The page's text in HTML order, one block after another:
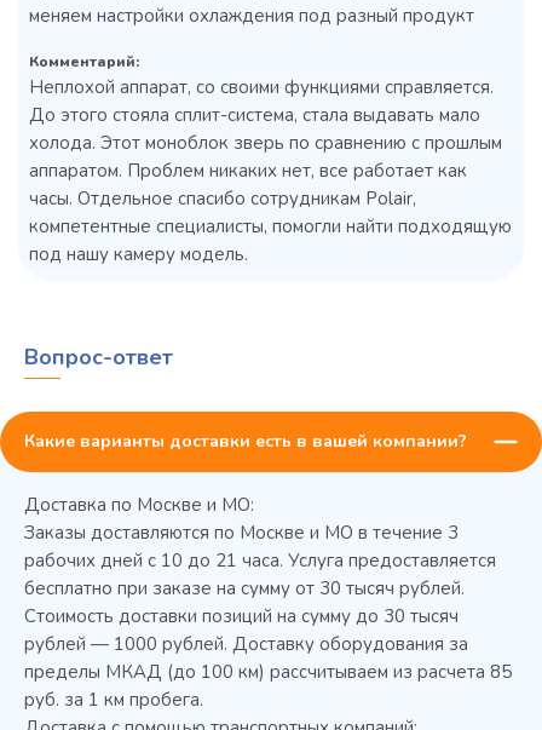
Колода разрубочная КР-5/5
45 900 ₽ ✓ В наличии
В избранное
Купить в 1 клик В корзину
меняем настройки охлаждения под разный продукт
Комментарий:
Неплохой аппарат, со своими функциями справляется.
До этого стояла сплит-система, стала выдавать мало
холода. Этот моноблок зверь по сравнению с прошлым
аппаратом. Проблем никаких нет, все работает как
часы. Отдельное спасибо сотрудникам Polair,
компетентные специалисты, помогли найти подходящую
под нашу камеру модель.
Вопрос-ответ
Какие варианты доставки есть в вашей компании?
Доставка по Москве и МО:
Заказы доставляются по Москве и МО в течение 3
рабочих дней с 10 до 21 часа. Услуга предоставляется
бесплатно при заказе на сумму от 30 тысяч рублей.
Стоимость доставки позиций на сумму до 30 тысяч
рублей — 1000 рублей. Доставку оборудования за
пределы МКАД (до 100 км) рассчитываем из расчета 85
руб. за 1 км пробега.